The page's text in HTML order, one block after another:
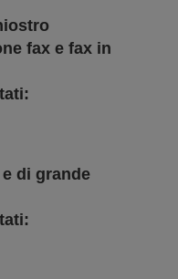
fax e fax in
di grande